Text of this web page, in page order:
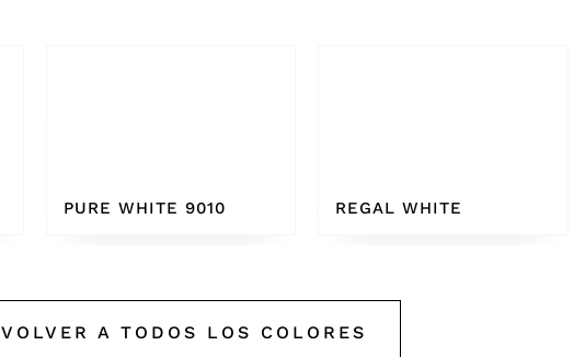
REGAL WHITE BONE WHITE
VOLVER A TODOS LOS COLORES